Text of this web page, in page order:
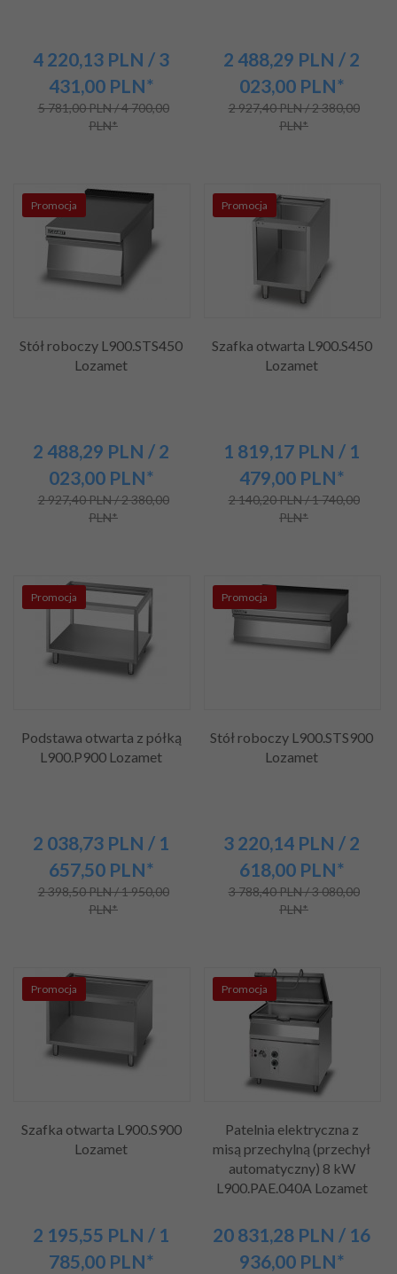
4 220,13 PLN / 3
431,00 PLN*
5 781,00 PLN / 4 700,00
PLN*
2 488,29 PLN / 2
023,00 PLN*
2 927,40 PLN / 2 380,00
PLN*
Promocja
Stół roboczy L900.STS450
Lozamet
2 488,29 PLN / 2
023,00 PLN*
2 927,40 PLN / 2 380,00
PLN*
Promocja
Szafka otwarta L900.S450
Lozamet
1 819,17 PLN / 1
479,00 PLN*
2 140,20 PLN / 1 740,00
PLN*
Promocja
Podstawa otwarta z półką
L900.P900 Lozamet
2 038,73 PLN / 1
657,50 PLN*
2 398,50 PLN / 1 950,00
PLN*
Promocja
Stół roboczy L900.STS900
Lozamet
3 220,14 PLN / 2
618,00 PLN*
3 788,40 PLN / 3 080,00
PLN*
Promocja
Szafka otwarta L900.S900
Lozamet
2 195,55 PLN / 1
785,00 PLN*
Promocja
Patelnia elektryczna z
misą przechylną (przechył
automatyczny) 8 kW
L900.PAE.040A Lozamet
20 831,28 PLN / 16
936,00 PLN*